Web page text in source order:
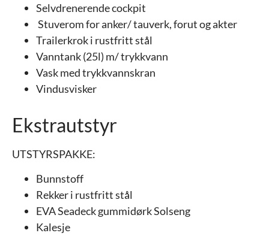
Selvdrenerende cockpit
Stuverom for anker/ tauverk, forut og akter
Trailerkrok i rustfritt stål
Vanntank (25l) m/ trykkvann
Vask med trykkvannskran
Vindusvisker
Ekstrautstyr
UTSTYRSPAKKE:
Bunnstoff
Rekker i rustfritt stål
EVA Seadeck gummidørk Solseng
Kalesje